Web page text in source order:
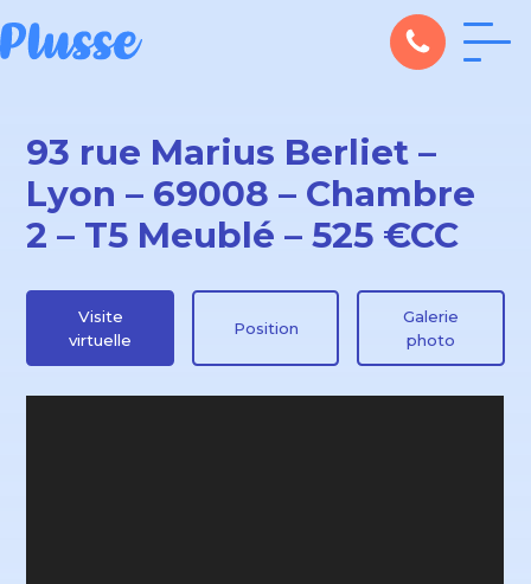
93 rue Marius Berliet –
Lyon – 69008 – Chambre
2 – T5 Meublé – 525 €CC
Visite
virtuelle
Position
Galerie
photo